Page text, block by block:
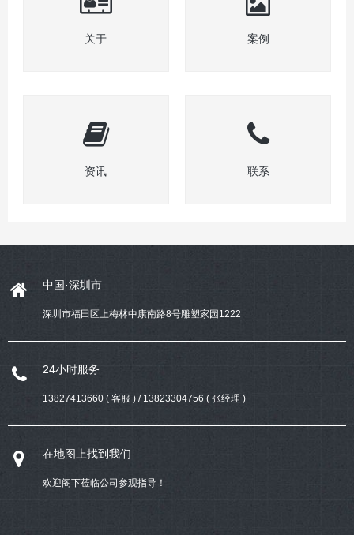
关于 案例
资讯 联系
中国·深圳市
深圳市福田区上梅林中康南路8号雕塑家园1222
24小时服务
13827413660 ( 客服 ) / 13823304756 ( 张经理 )
在地图上找到我们
欢迎阁下莅临公司参观指导！